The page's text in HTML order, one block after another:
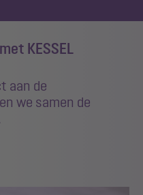
KESSEL
aan de
we samen de